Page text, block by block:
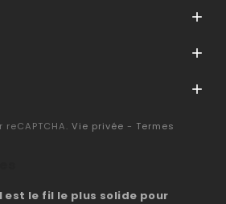



Vie privée - Termes
est le fil le plus solide pour